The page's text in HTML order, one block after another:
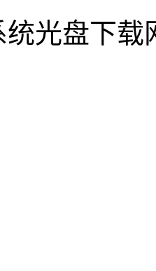
统光盘下载